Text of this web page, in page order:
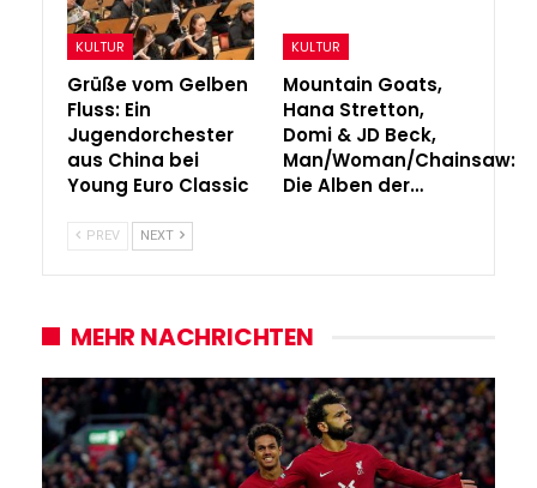
KULTUR
Grüße vom Gelben
Fluss: Ein
Jugendorchester
aus China bei
Young Euro Classic
KULTUR
Mountain Goats,
Hana Stretton,
Domi & JD Beck,
Man/Woman/Chainsaw:
Die Alben der…
PREV NEXT
MEHR NACHRICHTEN